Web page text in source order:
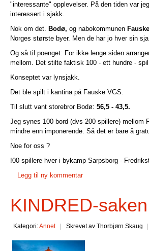
"interessante" opplevelser. På den tiden var
interessert i sjakk.
Nok om det. Bodø, og nabokommunen Fauske
Norges største byer. Men de har jo hver sin
Og så til poenget: For ikke lenge siden
mellom. Det stilte faktisk 100 - ett hundre -
Konseptet var lynsjakk.
Det ble spilt i kantina på Fauske VGS.
Til slutt vant storebror Bodø: 56,5 - 43,5.
Jeg synes 100 bord (dvs 200 spillere) mellom
mindre enn imponerende. Så det er bare å
Noe for oss ?
!00 spillere hver i bykamp Sarpsborg -
Legg til ny kommentar
KINDRED-saken
Kategori:Annet Skrevet av Thorbjørn Skaug